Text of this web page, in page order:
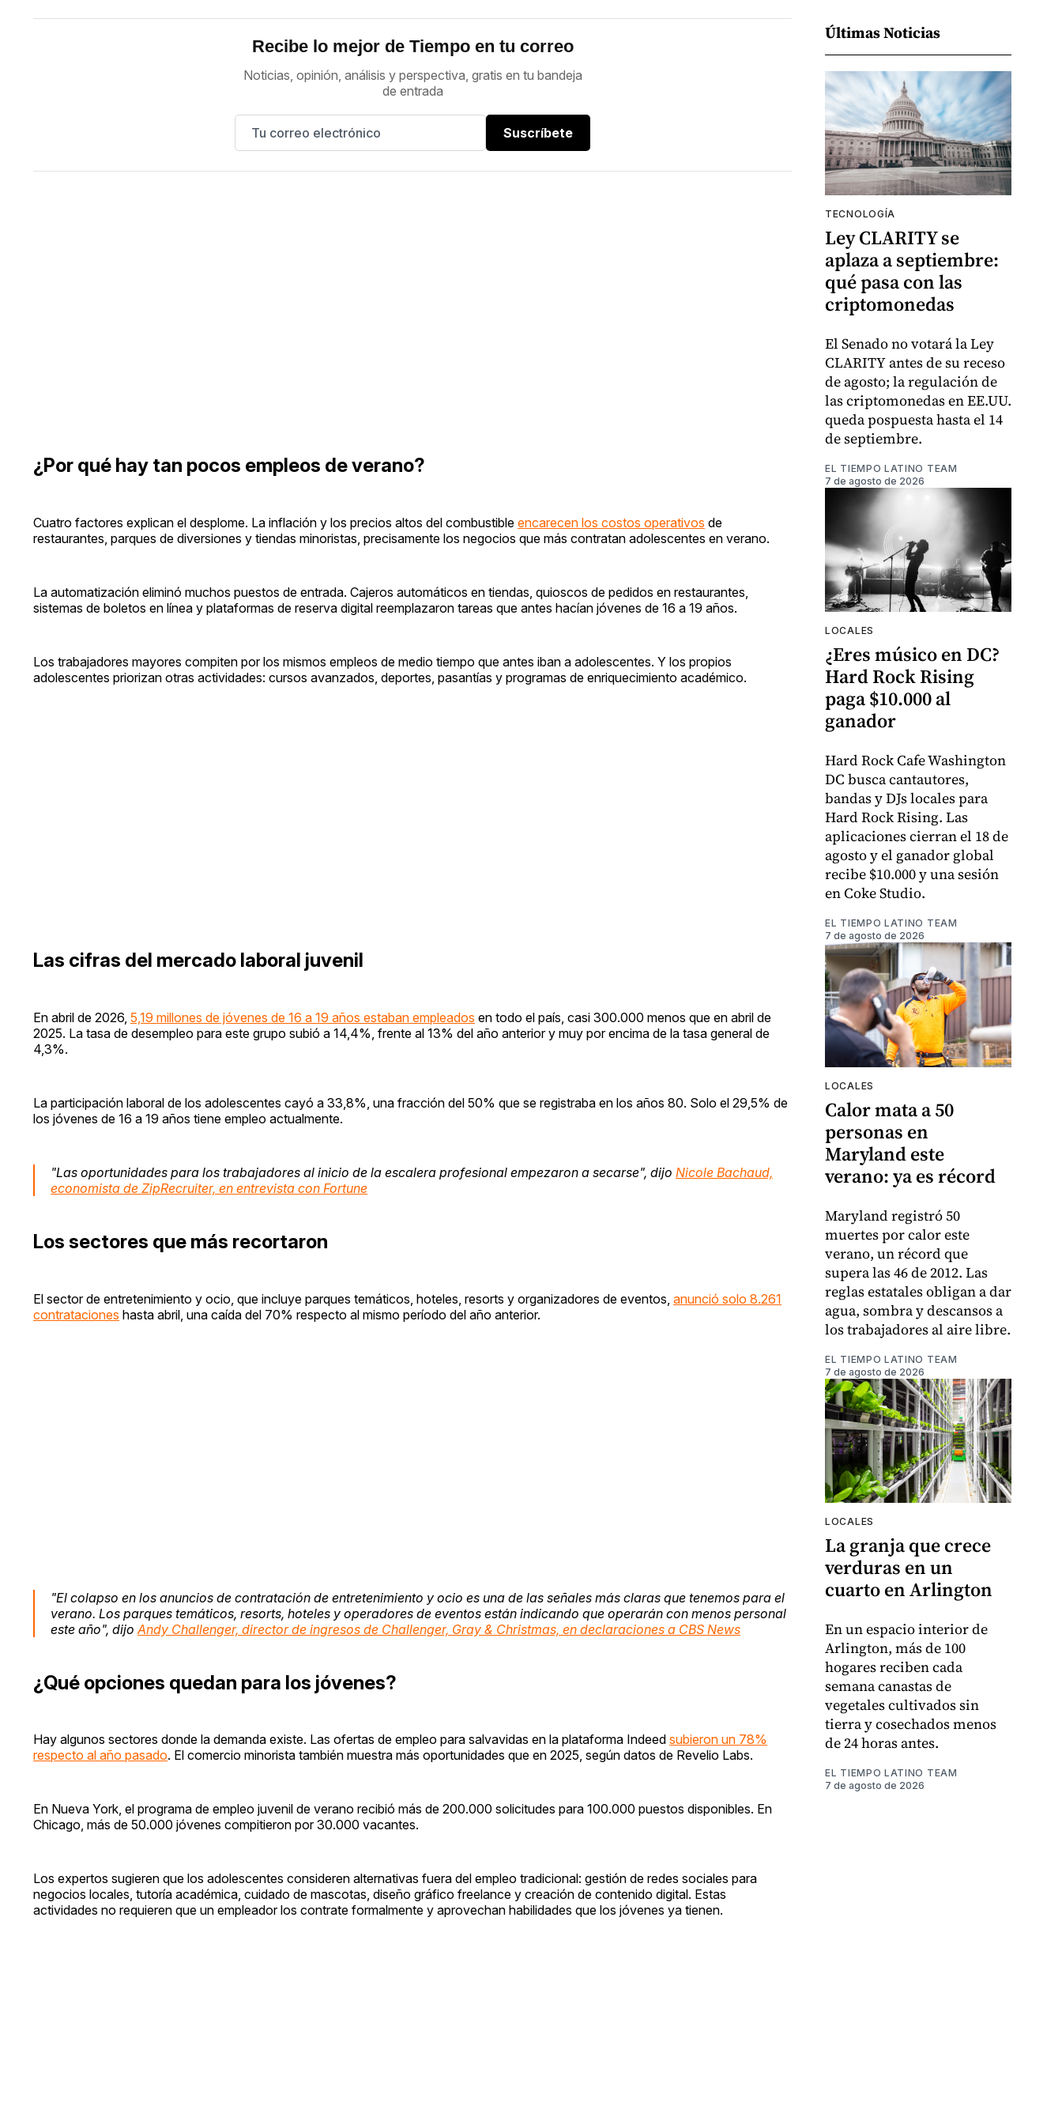
Recibe lo mejor de Tiempo en tu correo
Noticias, opinión, análisis y perspectiva, gratis en tu bandeja
de entrada
Suscríbete
¿Por qué hay tan pocos empleos de verano?
Cuatro factores explican el desplome. La inflación y los precios altos del combustible encarecen los costos operativos de
restaurantes, parques de diversiones y tiendas minoristas, precisamente los negocios que más contratan adolescentes en verano.
La automatización eliminó muchos puestos de entrada. Cajeros automáticos en tiendas, quioscos de pedidos en restaurantes,
sistemas de boletos en línea y plataformas de reserva digital reemplazaron tareas que antes hacían jóvenes de 16 a 19 años.
Los trabajadores mayores compiten por los mismos empleos de medio tiempo que antes iban a adolescentes. Y los propios
adolescentes priorizan otras actividades: cursos avanzados, deportes, pasantías y programas de enriquecimiento académico.
Las cifras del mercado laboral juvenil
En abril de 2026, 5,19 millones de jóvenes de 16 a 19 años estaban empleados en todo el país, casi 300.000 menos que en abril de
2025. La tasa de desempleo para este grupo subió a 14,4%, frente al 13% del año anterior y muy por encima de la tasa general de
4,3%.
La participación laboral de los adolescentes cayó a 33,8%, una fracción del 50% que se registraba en los años 80. Solo el 29,5% de
los jóvenes de 16 a 19 años tiene empleo actualmente.
"Las oportunidades para los trabajadores al inicio de la escalera profesional empezaron a secarse", dijo Nicole Bachaud,
economista de ZipRecruiter, en entrevista con Fortune
Los sectores que más recortaron
El sector de entretenimiento y ocio, que incluye parques temáticos, hoteles, resorts y organizadores de eventos, anunció solo 8.261
contrataciones hasta abril, una caída del 70% respecto al mismo período del año anterior.
"El colapso en los anuncios de contratación de entretenimiento y ocio es una de las señales más claras que tenemos para el
verano. Los parques temáticos, resorts, hoteles y operadores de eventos están indicando que operarán con menos personal
este año", dijo Andy Challenger, director de ingresos de Challenger, Gray & Christmas, en declaraciones a CBS News
¿Qué opciones quedan para los jóvenes?
Hay algunos sectores donde la demanda existe. Las ofertas de empleo para salvavidas en la plataforma Indeed subieron un 78%
respecto al año pasado. El comercio minorista también muestra más oportunidades que en 2025, según datos de Revelio Labs.
En Nueva York, el programa de empleo juvenil de verano recibió más de 200.000 solicitudes para 100.000 puestos disponibles. En
Chicago, más de 50.000 jóvenes compitieron por 30.000 vacantes.
Los expertos sugieren que los adolescentes consideren alternativas fuera del empleo tradicional: gestión de redes sociales para
negocios locales, tutoría académica, cuidado de mascotas, diseño gráfico freelance y creación de contenido digital. Estas
actividades no requieren que un empleador los contrate formalmente y aprovechan habilidades que los jóvenes ya tienen.
Últimas Noticias
TECNOLOGÍA
Ley CLARITY se
aplaza a septiembre:
qué pasa con las
criptomonedas
El Senado no votará la Ley
CLARITY antes de su receso
de agosto; la regulación de
las criptomonedas en EE.UU.
queda pospuesta hasta el 14
de septiembre.
EL TIEMPO LATINO TEAM
7 de agosto de 2026
LOCALES
¿Eres músico en DC?
Hard Rock Rising
paga $10.000 al
ganador
Hard Rock Cafe Washington
DC busca cantautores,
bandas y DJs locales para
Hard Rock Rising. Las
aplicaciones cierran el 18 de
agosto y el ganador global
recibe $10.000 y una sesión
en Coke Studio.
EL TIEMPO LATINO TEAM
7 de agosto de 2026
LOCALES
Calor mata a 50
personas en
Maryland este
verano: ya es récord
Maryland registró 50
muertes por calor este
verano, un récord que
supera las 46 de 2012. Las
reglas estatales obligan a dar
agua, sombra y descansos a
los trabajadores al aire libre.
EL TIEMPO LATINO TEAM
7 de agosto de 2026
LOCALES
La granja que crece
verduras en un
cuarto en Arlington
En un espacio interior de
Arlington, más de 100
hogares reciben cada
semana canastas de
vegetales cultivados sin
tierra y cosechados menos
de 24 horas antes.
EL TIEMPO LATINO TEAM
7 de agosto de 2026